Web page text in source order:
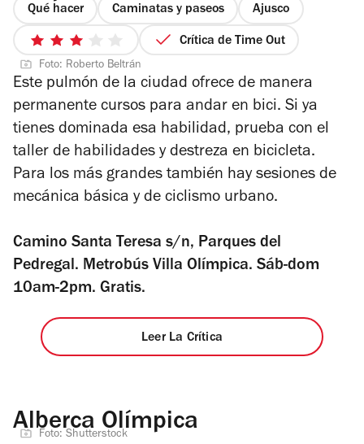
Qué hacer Caminatas y paseos Ajusco
3
de
5
estrellas
Crítica de Time Out
Foto: Roberto Beltrán
Este pulmón de la ciudad ofrece de manera
permanente cursos para andar en bici. Si ya
tienes dominada esa habilidad, prueba con el
taller de habilidades y destreza en bicicleta.
Para los más grandes también hay sesiones de
mecánica básica y de ciclismo urbano.
Camino Santa Teresa s/n, Parques del
Pedregal. Metrobús Villa Olímpica. Sáb-dom
10am-2pm. Gratis.
Leer La Crítica
Alberca Olímpica
Foto: Shutterstock